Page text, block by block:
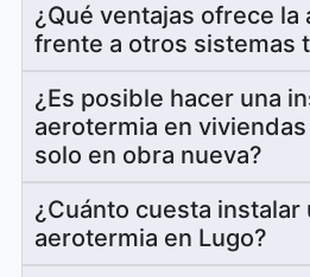
¿Qué ventajas ofrece la
frente a otros sistemas
¿Es posible hacer una
aerotermia en
solo en obra nueva?
¿Cuánto cuesta instalar
aerotermia en Lugo?